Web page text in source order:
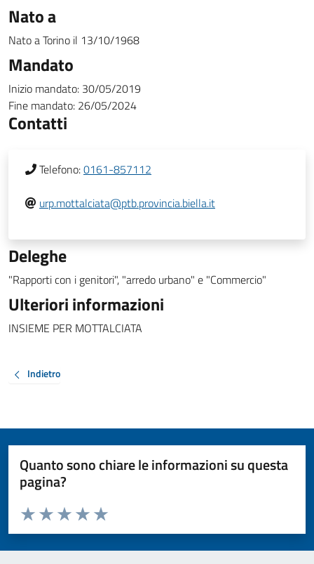
Nato a
Nato aTorino il 13/10/1968
Mandato
Inizio mandato: 30/05/2019
Fine mandato: 26/05/2024
Contatti
Telefono:0161-857112
urp.mottalciata@ptb.provincia.biella.it
Deleghe
"Rapporti con i genitori", "arredo urbano" e "Commercio"
Ulteriori informazioni
INSIEME PER MOTTALCIATA
Indietro
Quanto sono chiare le informazioni su questa
pagina?
Valuta da 1 a 5 stelle la pagina
Valuta 5 stelle su 5
Valuta 4 stelle su 5
Valuta 3 stelle su 5
Valuta 2 stelle su 5
Valuta 1 stelle su 5